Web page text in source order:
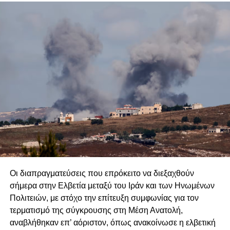
Η Τουρκοβρετανικής προέλευσης ΔΔΟ (συγκαλυμμένη
μορφή συνομοσπονδίας δύο κρατών) την οποία
υποστηρίζει η κυβέρνησή μας, δεν διαφέρει πολύ από τη
λύση δύο κρατών(συνομοσπονδία δύο κρατών) την οποία
υποστηρίζει σήμερα η Τουρκία. Και οι δύο λύσεις είναι
Οι δηλώσεις του προέδρου της ΚΔ για το Κυπριακό, με τη
στήριξη και των ηγεσιών των πολιτικών κομμάτων,
που υποστηρίζουν την ΔΔΟ, μάς προκαλούν ανησυχία,
επειδή οι βάσεις που επικαλείται για επανέναρξη
επιδιώκουμε επανέναρξη των συνομιλιών για λύση
ΔΔΟ στη βάση των ψηφισμάτων τού ΣΑ/ΗΕ, τού
συμφωνημένου πλαισίου λύσης, τού κοινοτικού
κεκτημένου και του κεκτημένου των συνομιλιών, με στόχο
την επανένωση/απελευθέρωση
τής Κύπρου. Το
Οι διαπραγματεύσεις που επρόκειτο να διεξαχθούν
σήμερα στην Ελβετία μεταξύ του Ιράν και των Ηνωμένων
Πολιτειών, με στόχο την επίτευξη συμφωνίας για τον
τερματισμό της σύγκρουσης στη Μέση Ανατολή,
αναβλήθηκαν επ’ αόριστον, όπως ανακοίνωσε η ελβετική